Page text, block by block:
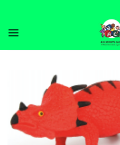
contenido